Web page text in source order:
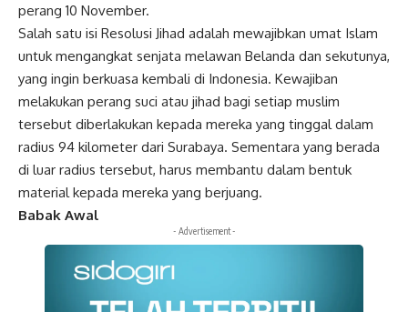
perang 10 November.
Salah satu isi Resolusi Jihad adalah mewajibkan umat Islam
untuk mengangkat senjata melawan Belanda dan sekutunya,
yang ingin berkuasa kembali di Indonesia. Kewajiban
melakukan perang suci atau jihad bagi setiap muslim
tersebut diberlakukan kepada mereka yang tinggal dalam
radius 94 kilometer dari Surabaya. Sementara yang berada
di luar radius tersebut, harus membantu dalam bentuk
material kepada mereka yang berjuang.
Babak Awal
- Advertisement -